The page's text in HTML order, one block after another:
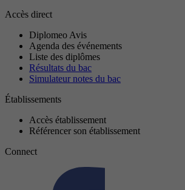
Accès direct
Diplomeo Avis
Agenda des événements
Liste des diplômes
Résultats du bac
Simulateur notes du bac
Établissements
Accès établissement
Référencer son établissement
Connect